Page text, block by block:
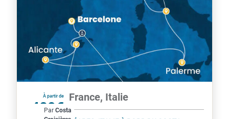
À partir de
409€
Par Costa
Espagne, France, Italie